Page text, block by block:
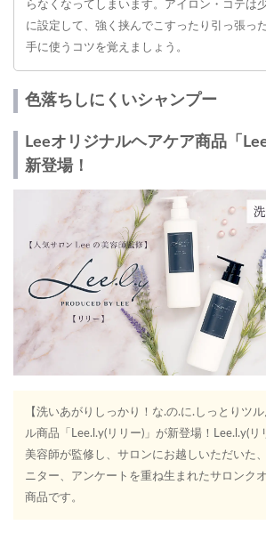
らなくなってしまいます。アイロン・コテは
に設定して、強く挟んでこすったり引っ張っ
手に使うコツを覚えましょう。
色落ちしにくいシャンプー
Leeオリジナルヘアケア商品「
新登場！
【洗いあがりしっかり！な.の.に.しっとりツ
ル商品「Lee.l.y(リリー)」が新登場！Lee.l.y(リ
美容師が監修し、サロンにお越しいただいた
ニター、アンケートを重ね生まれたサロンク
商品です。